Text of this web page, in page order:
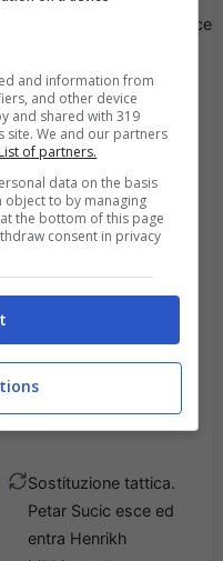
Alessandro Bastoni esce
Augusto.
Sostituzione tattica.
Lautaro Martinez esce
ed entra Ange-Yoan
Bonny.
Sostituzione tattica.
Petar Sucic esce ed
entra Henrikh
and information from
and other device
and shared with 319
site. We and our partners
List of partners.
data on the basis
object to by managing
the bottom of this page
consent in privacy